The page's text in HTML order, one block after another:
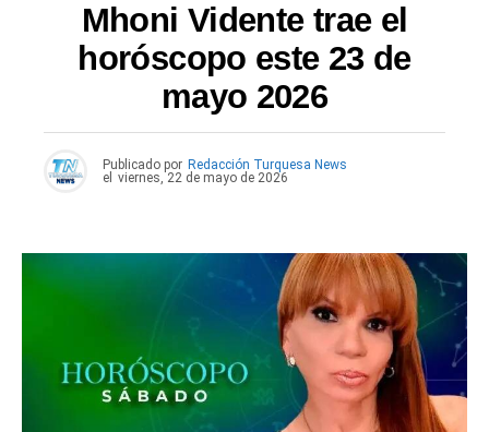
Mhoni Vidente trae el
horóscopo este 23 de
mayo 2026
Publicado por Redacción Turquesa News
el viernes, 22 de mayo de 2026